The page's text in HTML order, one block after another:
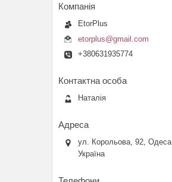
EtorPlus
etorplus@gmail.com
+380631935774
Наталія
ул. Корольова, 92, Одеса,
Україна